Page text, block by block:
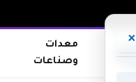
معدات
وصناعات
×